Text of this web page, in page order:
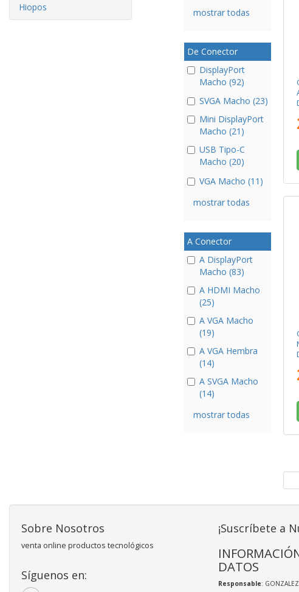
Hiopos
mostrar todas
De Conector
DisplayPort
Macho (92)
SVGA Macho (23)
Mini DisplayPort
Macho (21)
USB Tipo-C
Macho (20)
VGA Macho (11)
mostrar todas
A Conector
A DisplayPort
Macho (83)
A HDMI Macho
(25)
A VGA Macho
(19)
A VGA Hembra
(14)
A SVGA Macho
(14)
mostrar todas
Sobre Nosotros
venta online productos tecnológicos
Síguenos en:
¡Suscríbete a
DATOS
Responsable: